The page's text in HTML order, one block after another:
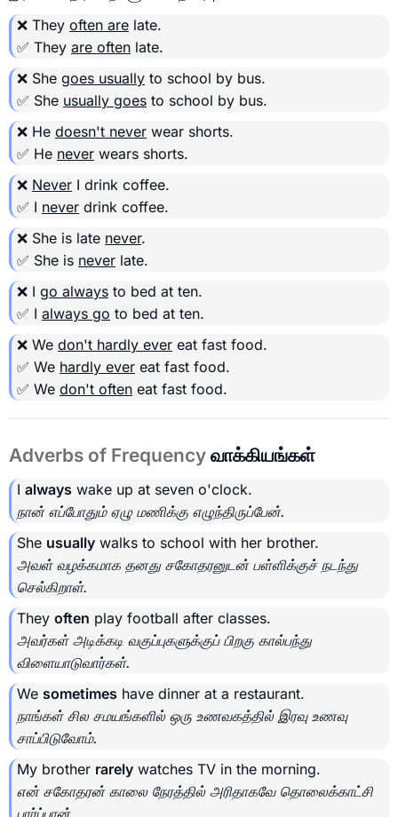
❌ They often are late.
✅ They are often late.
❌ She goes usually to school by bus.
✅ She usually goes to school by bus.
❌ He doesn't never wear shorts.
✅ He never wears shorts.
❌ Never I drink coffee.
✅ I never drink coffee.
❌ She is late never.
✅ She is never late.
❌ I go always to bed at ten.
✅ I always go to bed at ten.
❌ We don't hardly ever eat fast food.
✅ We hardly ever eat fast food.
✅ We don't often eat fast food.
Adverbs of Frequency வாக்கியங்கள்
I always wake up at seven o'clock.
நான் எப்போதும் ஏழு மணிக்கு எழுந்திருப்பேன்.
She usually walks to school with her brother.
அவள் வழக்கமாக தனது சகோதரனுடன் பள்ளிக்குச் நடந்து
செல்கிறாள்.
They often play football after classes.
அவர்கள் அடிக்கடி வகுப்புகளுக்குப் பிறகு கால்பந்து
விளையாடுவார்கள்.
We sometimes have dinner at a restaurant.
நாங்கள் சில சமயங்களில் ஒரு உணவகத்தில் இரவு உணவு
சாப்பிடுவோம்.
My brother rarely watches TV in the morning.
என் சகோதரன் காலை நேரத்தில் அரிதாகவே தொலைக்காட்சி
பார்ப்பான்.